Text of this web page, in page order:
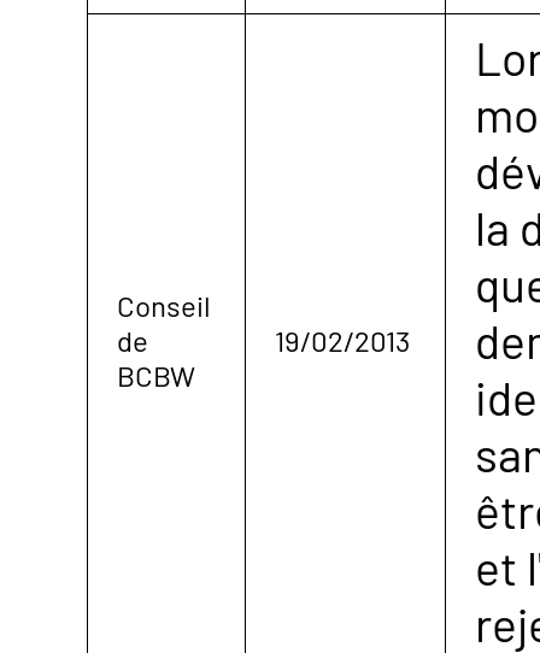
Conseil
de
BCBW
19/02/2013
la
et